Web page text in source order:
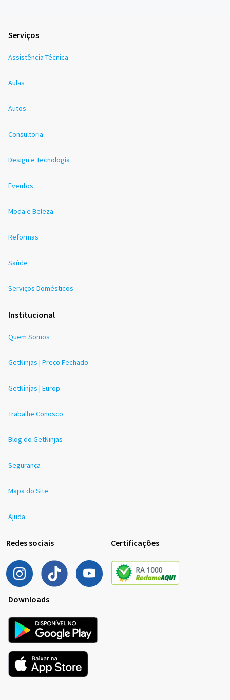
Serviços
Assistência Técnica
Aulas
Autos
Consultoria
Design e Tecnologia
Eventos
Moda e Beleza
Reformas
Saúde
Serviços Domésticos
Institucional
Quem Somos
GetNinjas | Preço Fechado
GetNinjas | Europ
Trabalhe Conosco
Blog do GetNinjas
Segurança
Mapa do Site
Ajuda
Redes sociais Certificações
Downloads